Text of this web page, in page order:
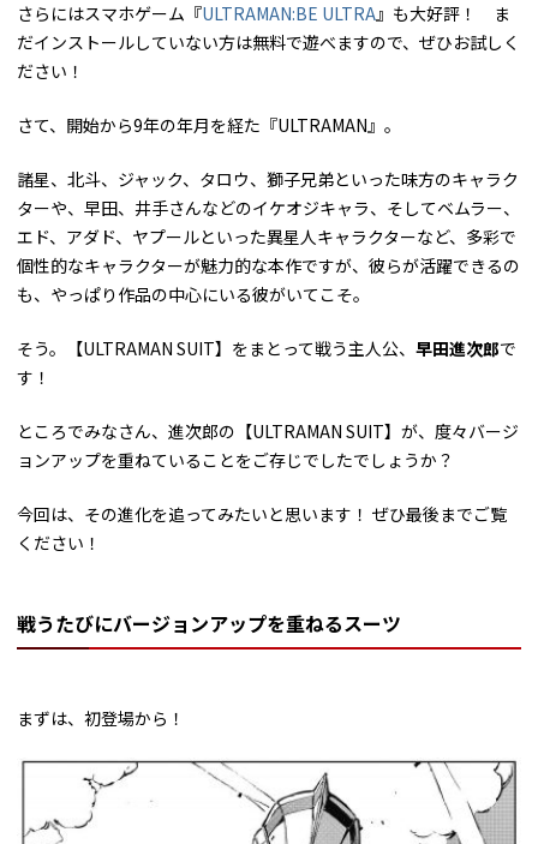
さらにはスマホゲーム『ULTRAMAN:BE ULTRA』も大好評！ ま
だインストールしていない方は無料で遊べますので、ぜひお試しく
ださい！
さて、開始から9年の年月を経た『ULTRAMAN』。
諸星、北斗、ジャック、タロウ、獅子兄弟といった味方のキャラク
ターや、早田、井手さんなどのイケオジキャラ、そしてベムラー、
エド、アダド、ヤプールといった異星人キャラクターなど、多彩で
個性的なキャラクターが魅力的な本作ですが、彼らが活躍できるの
も、やっぱり作品の中心にいる彼がいてこそ。
そう。【ULTRAMAN SUIT】をまとって戦う主人公、 早田進次郎で
す！
ところでみなさん、進次郎の【ULTRAMAN SUIT】が、度々バージ
ョンアップを重ねていることをご存じでしたでしょうか？
今回は、その進化を追ってみたいと思います！ ぜひ最後までご覧
ください！
戦うたびにバージョンアップを重ねるスーツ
まずは、初登場から！